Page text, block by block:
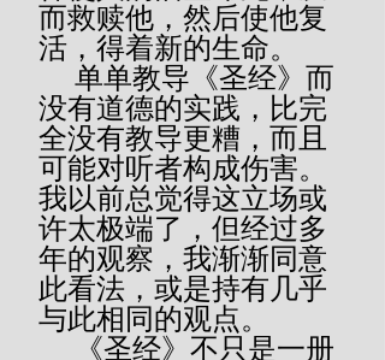
而救赎他，然后使他复
活，得着新的生命。
没有道德的实践，比完
全没有教导更糟，而且
可能对听者构成伤害。
我以前总觉得这立场或
许太极端了，但经过多
年的观察，我渐渐同意
此看法，或是持有几乎
与此相同的观点。